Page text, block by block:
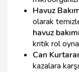
Havuz
olarak
havuz bakımı
kritik rol
Can
kazalara